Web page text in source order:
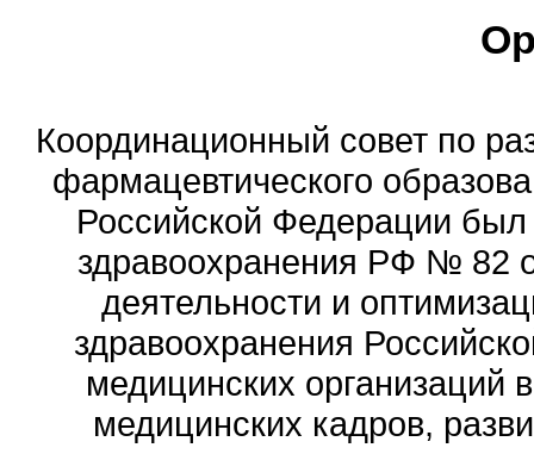
Координационный совет по
фармацевтического
Российской Федерации
здравоохранения РФ № 82
деятельности и
здравоохранения
медицинских
медицинских кадров,